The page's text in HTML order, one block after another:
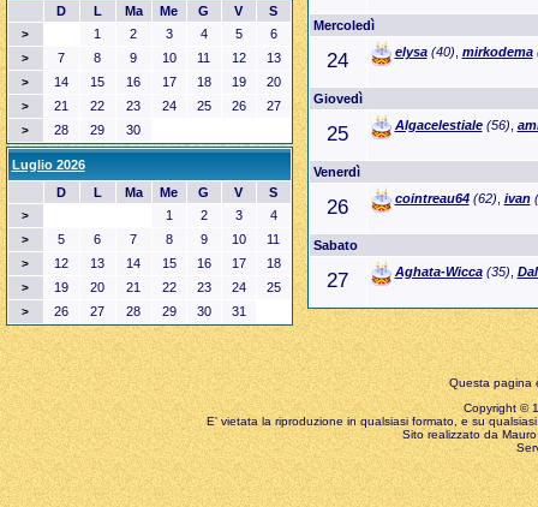
Mercoledì
24 elysa(40), mirkodema
Giovedì
25 Algacelestiale(56),
Venerdì
26 cointreau64(62), ivan
Sabato
27 Aghata-Wicca(35),
D
L Ma Me G V S
> 1 2 3 4 5 6
> 7 8 9 10 11 12 13
> 14 15 16 17 18 19 20
> 21 22 23 24 25 26 27
> 28 29 30
Luglio 2026
D
L Ma Me G V S
> 1 2 3 4
> 5 6 7 8 9 10 11
> 12 13 14 15 16 17 18
> 19 20 21 22 23 24 25
> 26 27 28 29 30 31
Questa pagina
Copyright ©
E' vietata la riproduzione in qualsiasi formato, e su
Sito realizzato da